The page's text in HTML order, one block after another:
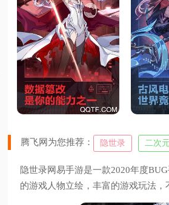
腾飞网为您推荐： 隐世录 二次
隐世录网易手游是一款2020年度
的游戏人物立绘，丰富的游戏玩法